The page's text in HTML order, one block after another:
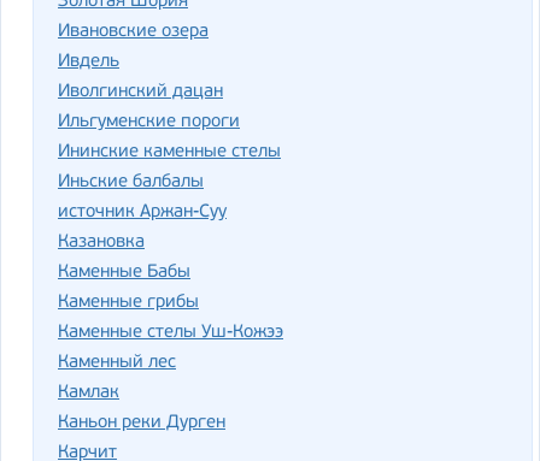
Ивановские озера
Ивдель
Иволгинский дацан
Ильгуменские пороги
Ининские каменные стелы
Иньские балбалы
источник Аржан-Суу
Казановка
Каменные Бабы
Каменные грибы
Каменные стелы Уш-Кожээ
Каменный лес
Камлак
Каньон реки Дурген
Карчит